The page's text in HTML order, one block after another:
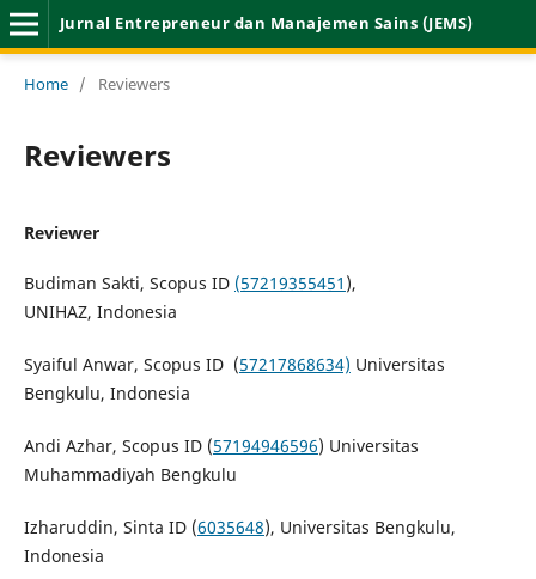
Jurnal Entrepreneur dan Manajemen Sains (JEMS)
Home / Reviewers
Reviewers
Reviewer
Budiman Sakti, Scopus ID (57219355451 ),
UNIHAZ, Indonesia
Syaiful Anwar, Scopus ID (57217868634) Universitas
Bengkulu, Indonesia
Andi Azhar, Scopus ID (57194946596) Universitas
Muhammadiyah Bengkulu
Izharuddin, Sinta ID (6035648), Universitas Bengkulu,
Indonesia